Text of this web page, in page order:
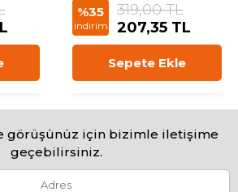
%35
indirim
319,00 TL
207,35 TL
Sepete Ekle
görüşünüz için bizimle iletişime
geçebilirsiniz.
Adres